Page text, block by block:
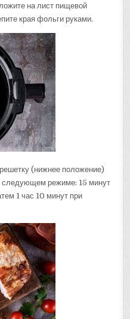
на лист пищевой
края фольги руками.
(нижнее положение)
следующем режиме: 15 минут
1 час 10 минут при